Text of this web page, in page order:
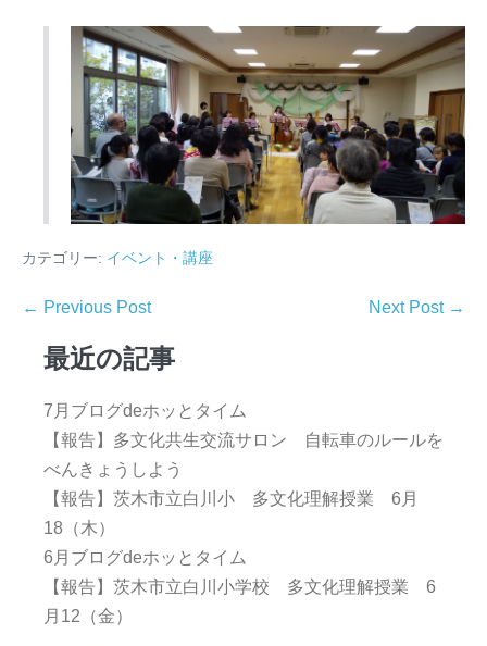
カテゴリー: イベント・講座
← Previous Post Next Post →
最近の記事
7月ブログdeホッとタイム
【報告】多文化共生交流サロン 自転車のルールを
べんきょうしよう
【報告】茨木市立白川小 多文化理解授業 6月
18（木）
6月ブログdeホッとタイム
【報告】茨木市立白川小学校 多文化理解授業 6
月12（金）